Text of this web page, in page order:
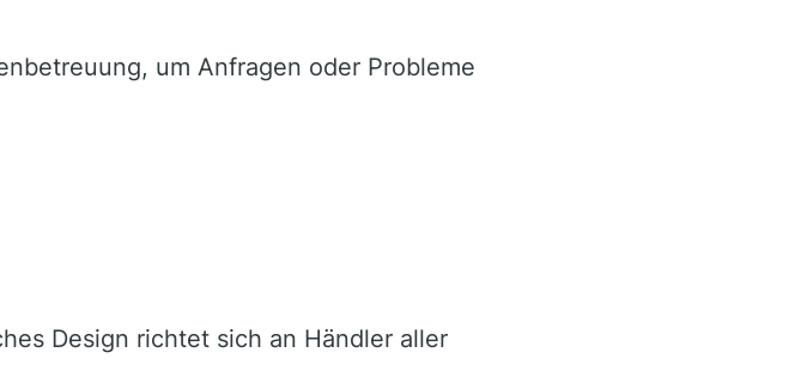
um Anfragen oder Probleme
Design richtet sich an Händler aller